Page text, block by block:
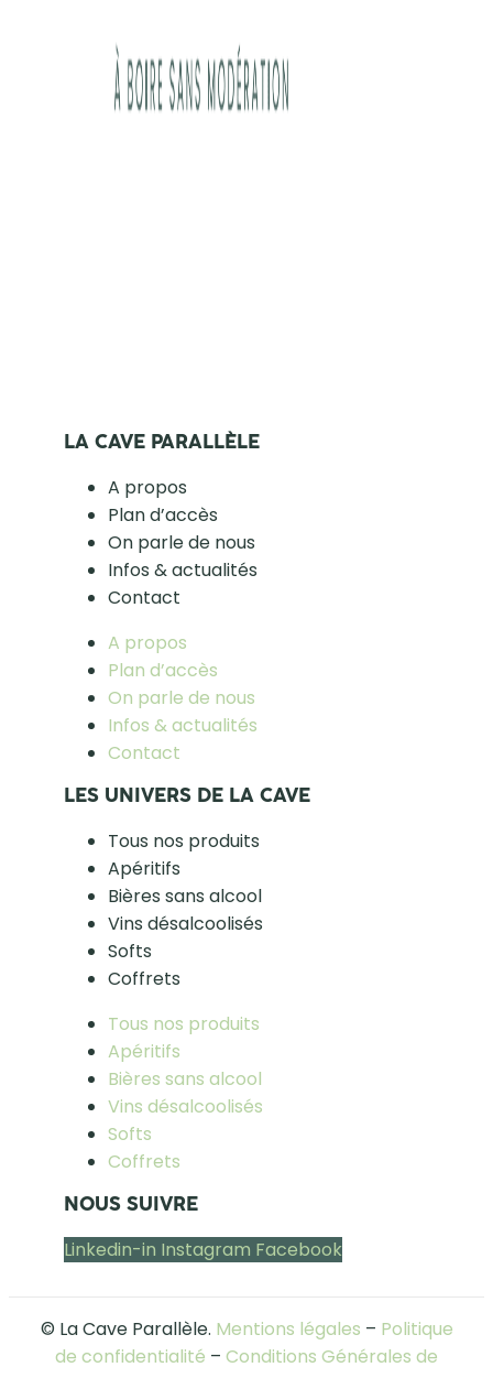
LA CAVE PARALLÈLE
A propos
Plan d’accès
On parle de nous
Infos & actualités
Contact
A propos
Plan d’accès
On parle de nous
Infos & actualités
Contact
LES UNIVERS DE LA CAVE
Tous nos produits
Apéritifs
Bières sans alcool
Vins désalcoolisés
Softs
Coffrets
Tous nos produits
Apéritifs
Bières sans alcool
Vins désalcoolisés
Softs
Coffrets
NOUS SUIVRE
Linkedin-in Instagram Facebook
© La Cave Parallèle. Mentions légales – Politique
de confidentialité – Conditions Générales de